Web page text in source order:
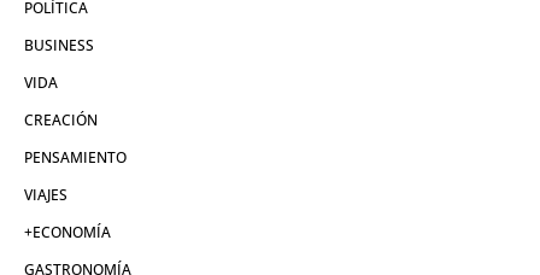
POLÍTICA
BUSINESS
VIDA
CREACIÓN
PENSAMIENTO
VIAJES
+ECONOMÍA
GASTRONOMÍA